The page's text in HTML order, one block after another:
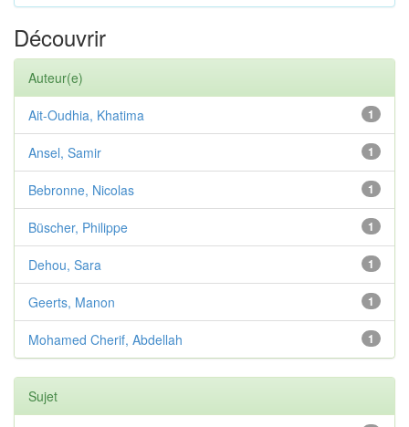
Découvrir
Auteur(e)
1
Ait-Oudhia, Khatima
1
Ansel, Samir
1
Bebronne, Nicolas
1
Büscher, Philippe
1
Dehou, Sara
1
Geerts, Manon
1
Mohamed Cherif, Abdellah
Sujet